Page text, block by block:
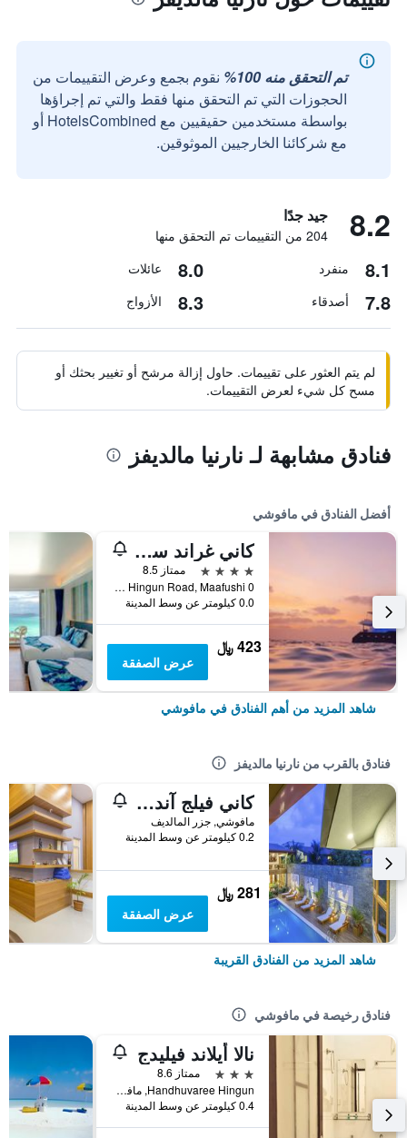
تم التحقق منه 100%
نقوم بجمع وعرض التقييمات من
الحجوزات التي تم التحقق منها فقط والتي تم إجراؤها
بواسطة مستخدمين حقيقيين مع HotelsCombined أو
مع شركائنا الخارجيين الموثوقين.
8.2 جيد جدًا
204 من التقييمات تم التحقق منها
8.1 منفرد 8.0 عائلات
7.8 أصدقاء 8.3 الأزواج
لم يتم العثور على تقييمات. حاول إزالة مرشح أو تغيير بحثك أو
مسح كل شيء لعرض التقييمات.
فنادق مشابهة لـ نارنيا مالديفز
أفضل الفنادق في مافوشي
كاني غراند سي فيو
4 نجوم
ممتاز 8.5
Aabaadhee Hingun Road, Maafushi 0, مافوشي, جزر المالديف
0.0 كيلومتر عن وسط المدينة
423 ﷼
عرض الصفقة
شاهد المزيد من أهم الفنادق في مافوشي
فنادق بالقرب من نارنيا مالديفز
كاني فيلج آند سبا
مافوشي, جزر المالديف
0.2 كيلومتر عن وسط المدينة
281 ﷼
عرض الصفقة
شاهد المزيد من الفنادق القريبة
فنادق رخيصة في مافوشي
نالا أيلاند فيليدج
3 نجوم
ممتاز 8.6
Handhuvaree Hingun, مافوشي, جزر المالديف
0.4 كيلومتر عن وسط المدينة